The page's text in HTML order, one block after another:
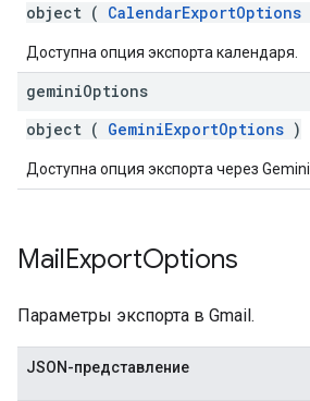
object ( CalendarExportOptions
Доступна опция экспорта календаря.
geminiOptions
object ( GeminiExportOptions )
Доступна опция экспорта через Gemini.
MailExportOptions
Параметры экспорта в Gmail.
JSON-представление